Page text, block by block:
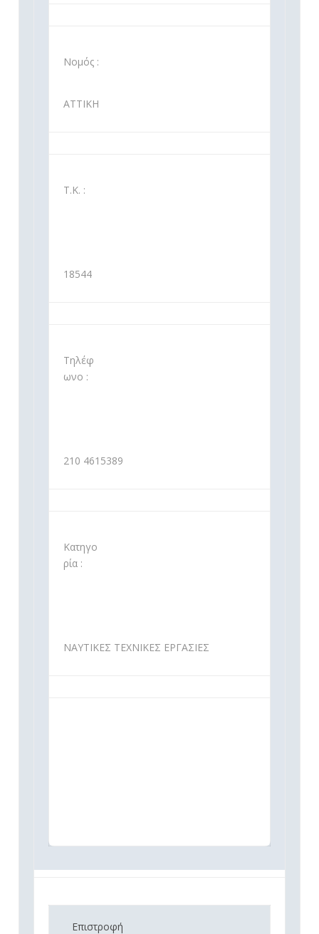
Νομός :
ΑΤΤΙΚΗ
Τ.Κ. :
18544
Τηλέφ
ωνο :
210 4615389
Κατηγο
ρία :
ΝΑΥΤΙΚΕΣ ΤΕΧΝΙΚΕΣ ΕΡΓΑΣΙΕΣ
Επιστροφή